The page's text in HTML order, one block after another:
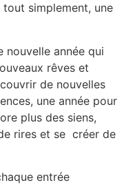
tout simplement, une
nouvelle année qui
rêves et
de nouvelles
une année pour
plus des siens,
rires et se créer de
entrée